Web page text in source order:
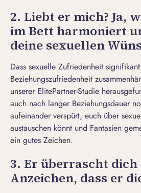
2. Liebt er mich? Ja,
im Bett harmoniert
deine sexuellen
Dass sexuelle Zufriedenheit
Beziehungszufriedenheit
unserer ElitePartner-Studie
auch nach langer Beziehungsdauer
aufeinander verspürt, euch über
austauschen könnt und Fantasien
ein gutes Zeichen.
3. Er überrascht dich
Anzeichen, dass er